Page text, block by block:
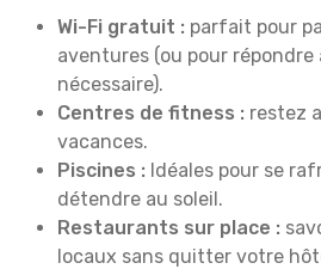
Wi-Fi gratuit : parfait pour
aventures (ou pour répondre
nécessaire).
Centres de fitness : restez
vacances.
Piscines : Idéales pour se
détendre au soleil.
Restaurants sur place :
locaux sans quitter votre